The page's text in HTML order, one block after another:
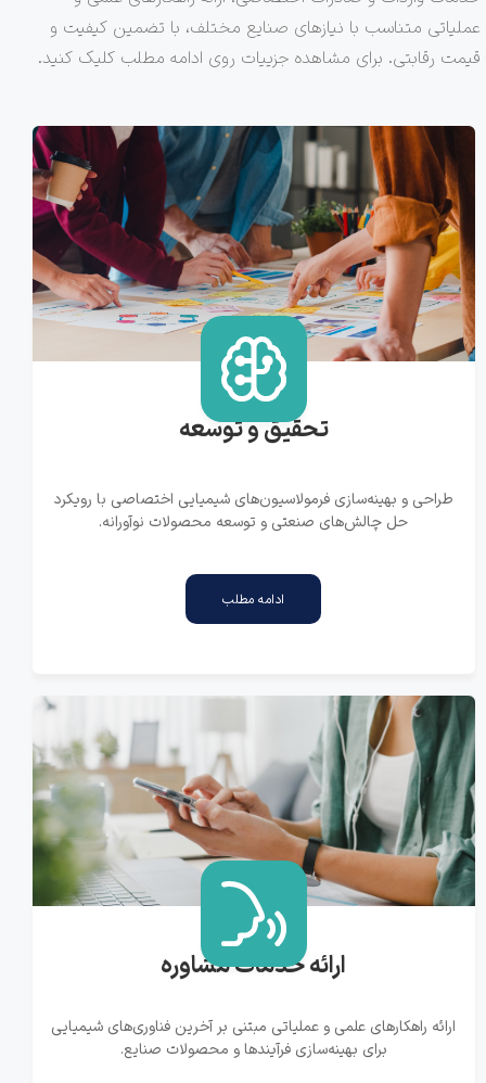
عملیاتی متناسب با نیازهای صنایع مختلف، با تضمین کیفیت و
قیمت رقابتی. برای مشاهده جزییات روی ادامه مطلب کلیک کنید.
تحقیق و توسعه
طراحی و بهینه‌سازی فرمولاسیون‌های شیمیایی اختصاصی با رویکرد
حل چالش‌های صنعتی و توسعه محصولات نوآورانه.
ادامه مطلب
​​​ارائه خدمات مشاوره
ارائه راهکارهای علمی و عملیاتی مبتنی بر آخرین فناوری‌های شیمیایی
برای بهینه‌سازی فرآیندها و محصولات صنایع.